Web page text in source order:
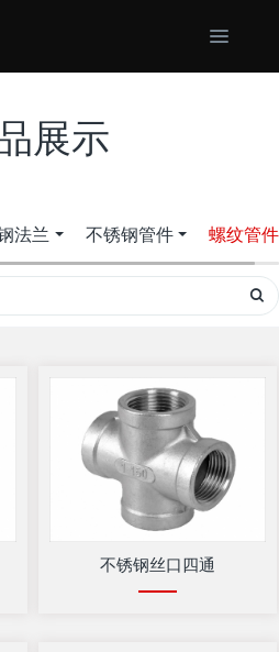
展示
法兰 不锈钢管件 螺纹管件
不锈钢丝口四通